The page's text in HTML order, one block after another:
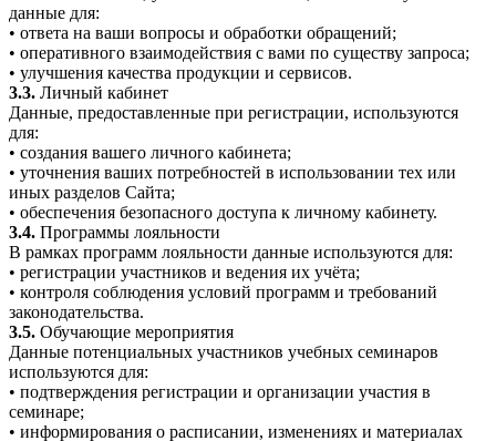
данные для:
• ответа на ваши вопросы и обработки обращений;
• оперативного взаимодействия с вами по существу запроса;
• улучшения качества продукции и сервисов.
3.3. Личный кабинет
Данные, предоставленные при регистрации, используются
для:
• создания вашего личного кабинета;
• уточнения ваших потребностей в использовании тех или
иных разделов Сайта;
• обеспечения безопасного доступа к личному кабинету.
3.4. Программы лояльности
В рамках программ лояльности данные используются для:
• регистрации участников и ведения их учёта;
• контроля соблюдения условий программ и требований
законодательства.
3.5. Обучающие мероприятия
Данные потенциальных участников учебных семинаров
используются для:
• подтверждения регистрации и организации участия в
семинаре;
• информирования о расписании, изменениях и материалах